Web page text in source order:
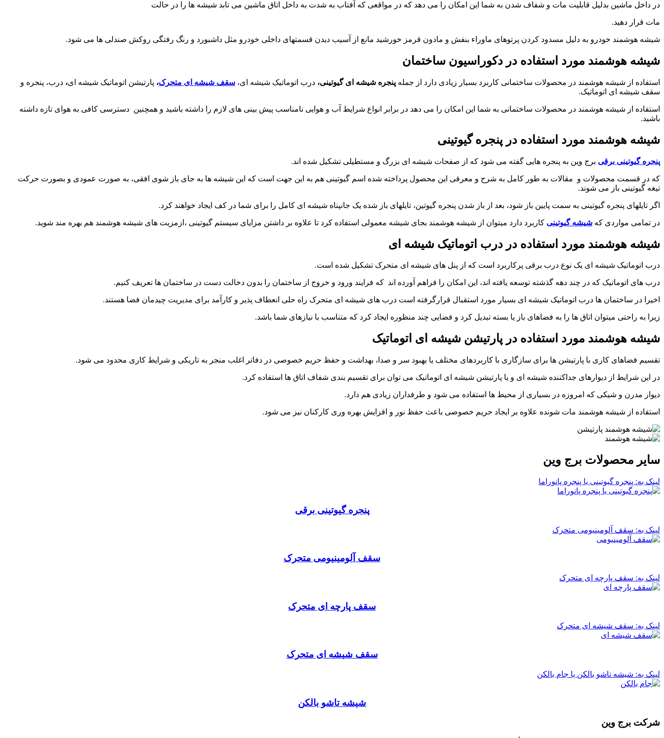
در داخل ماشین بدلیل قابلیت مات و شفاف شدن به شما این امکان را می دهد که در مواقعی که آفتاب به شدت به داخل اتاق ماشین می تابد شیشه ها را در حالت
مات قرار دهید.
شیشه هوشمند خودرو به دلیل مسدود کردن پرتوهای ماوراء بنفش و مادون قرمز خورشید مانع از آسیب دیدن قسمتهای داخلی خودرو مثل داشبورد و رنگ رفتگی روکش صندلی ها می شود.
شیشه هوشمند مورد استفاده در دکوراسیون ساختمان
استفاده از شیشه هوشمند در محصولات ساختمانی کاربرد بسیار زیادی دارد از جمله پنجره شیشه ای گیوتینی، درب اتوماتیک شیشه ای، سقف شیشه ای متحرک، پارتیشن اتوماتیک شیشه ای، درب، پنجره و
سقف شیشه ای اتوماتیک.
استفاده از شیشه هوشمند در محصولات ساختمانی به شما این امکان را می دهد در برابر انواع شرایط آب و هوایی نامناسب پیش بینی های لازم را داشته باشید و همچنین دسترسی کافی به هوای تازه داشته
باشید.
شیشه هوشمند مورد استفاده در پنجرهگیوتینی
پنجره گیوتینی برقی برج وین به پنجره هایی گفته می شود که از صفحات شیشه ای بزرگ و مستطیلی تشکیل شده اند.
که در قسمت محصولات و مقالات به طور کامل به شرح و معرفی این محصول پرداخته شده اسم گیوتینی هم به این جهت است که این شیشه ها به جای باز شوی افقی، به صورت عمودی و بصورت حرکت
تیغه گیوتینی باز می شوند.
اگر تایلهای پنجره گیوتینی به سمت پایین باز شود، بعد از باز شدن پنجره گیوتین، تایلهای باز شده یک جانپناه شیشه ای کامل را برای شما در کف ایجاد خواهند کرد.
در تمامی مواردی که شیشه گیوتینی کاربرد دارد میتوان از شیشه هوشمند بجای شیشه معمولی استفاده کرد تا علاوه بر داشتن مزایای سیستم گیوتینی ،ازمزیت های شیشه هوشمند هم بهره مند شوید.
شیشه هوشمند مورد استفاده در درب اتوماتیک شیشه ای
درب اتوماتیک شیشه ای یک نوع درب برقی پرکاربرد است که از پنل های شیشه ای متحرک تشکیل شده است.
درب های اتوماتیک که در چند دهه گذشته توسعه یافته اند، این امکان را فراهم آورده اند که فرایند ورود و خروج از ساختمان را بدون دخالت دست در ساختمان ها تعریف کنیم.
اخیرا در ساختمان ها درب اتوماتیک شیشه ای بسیار مورد استقبال قرارگرفته است درب های شیشه ای متحرک راه حلی انعطاف پذیر و کارآمد برای مدیریت چیدمان فضا هستند.
زیرا به راحتی میتوان اتاق ها را به فضاهای باز یا بسته تبدیل کرد و فضایی چند منظوره ایجاد کرد که متناسب با نیازهای شما باشد.
شیشه هوشمند مورد استفاده در پارتیشن شیشه ای اتوماتیک
تقسیم فضاهای کاری با پارتیشن ها برای سازگاری با کاربردهای مختلف یا بهبود سر و صدا، بهداشت و حفظ حریم خصوصی در دفاتر اغلب منجر به تاریکی و شرایط کاری محدود می شود.
در این شرایط از دیوارهای جداکننده شیشه ای و یا پارتیشن شیشه ای اتوماتیک می توان برای تقسیم بندی شفاف اتاق ها استفاده کرد.
دیوار مدرن و شیکی که امروزه در بسیاری از محیط ها استفاده می شود و طرفداران زیادی هم دارد.
استفاده از شیشه هوشمند مات شونده علاوه بر ایجاد حریم خصوصی باعث حفظ نور و افزایش بهره وری کارکنان نیز می شود.
سایر محصولات برج وین
لینک به: پنجره گیوتینی یا پنجره پانوراما
پنجره گیوتینی برقی
لینک به: سقف آلومینیومی متحرک
سقف آلومینیومی متحرک
لینک به: سقف پارچه ای متحرک
سقف پارچه ای متحرک
لینک به: سقف شیشه ای متحرک
سقف شیشه ای متحرک
لینک به: شیشه تاشو بالکن یا جام بالکن
شیشه تاشو بالکن
شرکت برج وین